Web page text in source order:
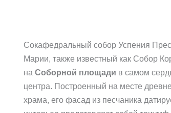
Сокафедральный собор Успения
Марии, также известный как Собор
на Соборной площади в самом
центра. Построенный на месте
храма, его фасад из песчаника